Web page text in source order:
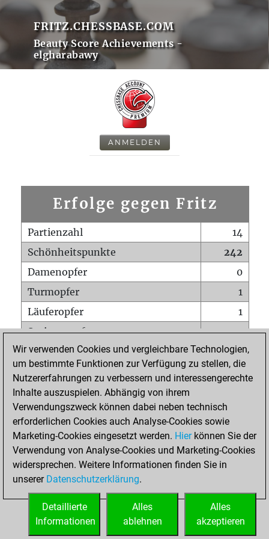
FRITZ.CHESSBASE.COM
Beauty Score Achievements -
elgharabawy
ANMELDEN
Erfolge gegen Fritz
Partienzahl
14
Schönheitspunkte
242
Damenopfer
0
Turmopfer
1
Läuferopfer
1
Springeropfer
1
Bauernopfer
9
Matt auf vollem Brett
0
Bauer setzt Matt
Erstickte Matts
Unterverwandlungen
0
Türme auf der siebten
0
STARTSEITE
Wir verwenden Cookies und vergleichbare Technologien,
um bestimmte Funktionen zur Verfügung zu stellen, die
Nutzererfahrungen zu verbessern und interessengerechte
Inhalte auszuspielen. Abhängig von ihrem
Verwendungszweck können dabei neben technisch
erforderlichen Cookies auch Analyse-Cookies sowie
Marketing-Cookies eingesetzt werden. Hierkönnen Sie der
Verwendung von Analyse-Cookies und Marketing-Cookies
widersprechen. Weitere Informationen finden Sie in
unserer Datenschutzerklärung.
Alles
akzeptieren
Alles
ablehnen
Detaillierte
Informationen